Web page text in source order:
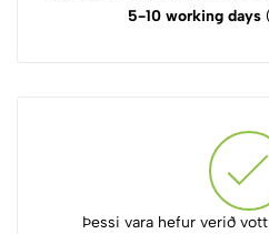
5-10 working days
Þessi vara hefur verið